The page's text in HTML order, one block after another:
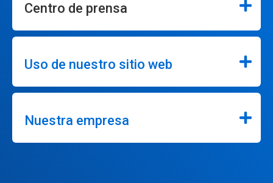
Centro de prensa
Uso de nuestro sitio web
Nuestra empresa